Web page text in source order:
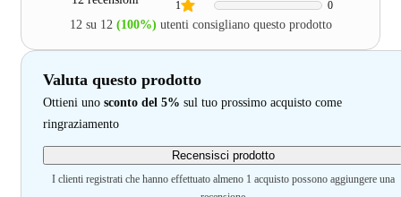
1 0
12 su 12 (100%) utenti consigliano questo prodotto
Valuta questo prodotto
Ottieni uno sconto del 5% sul tuo prossimo acquisto come
ringraziamento
Recensisci prodotto
I clienti registrati che hanno effettuato almeno 1 acquisto possono aggiungere una